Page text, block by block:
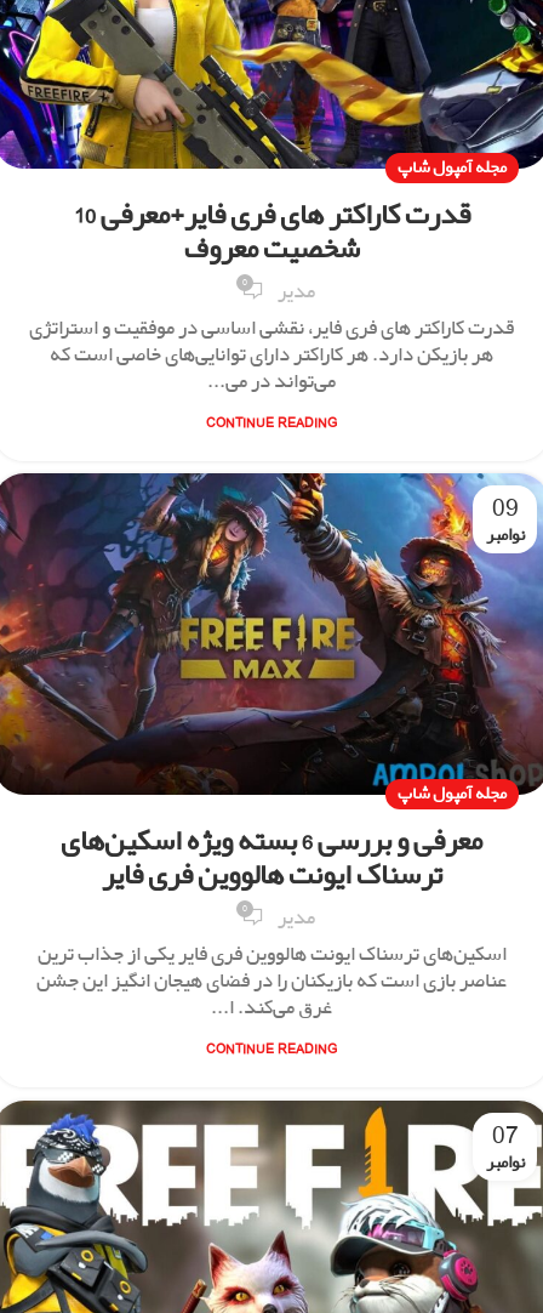
مجله آمپول شاپ
قدرت کاراکتر های فری فایر+معرفی 10
شخصیت معروف
مدیر 0
قدرت کاراکتر های فری فایر، نقشی اساسی در موفقیت و استراتژی
هر بازیکن دارد. هر کاراکتر دارای توانایی‌های خاصی است که
می‌تواند در می...
CONTINUE READING
09
نوامبر
مجله آمپول شاپ
معرفی و بررسی 6 بسته ویژه اسکین‌های
ترسناک ایونت هالووین فری فایر
مدیر 0
اسکین‌های ترسناک ایونت هالووین فری فایر یکی از جذاب ‌ترین
عناصر بازی است که بازیکنان را در فضای هیجان‌ انگیز این جشن
غرق می‌کند. ا...
CONTINUE READING
07
نوامبر